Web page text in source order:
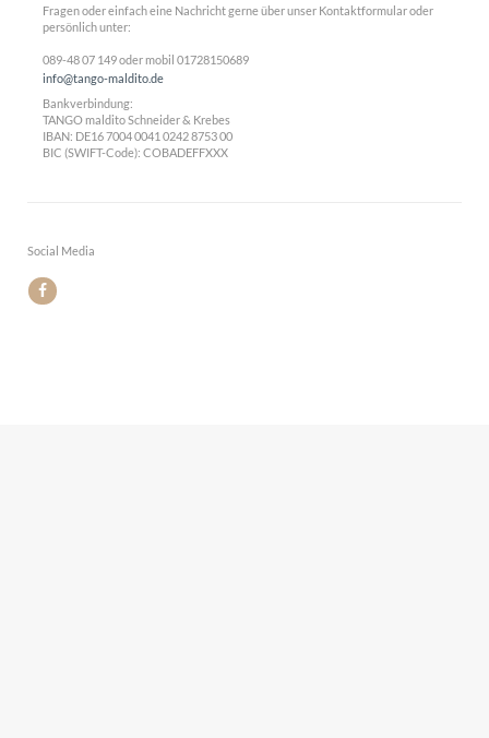
Fragen oder einfach eine Nachricht gerne über unser Kontaktformular oder
persönlich unter:
089-48 07 149 oder mobil 01728150689
info@tango-maldito.de
Bankverbindung:
TANGO maldito Schneider & Krebes
IBAN: DE16 7004 0041 0242 8753 00
BIC (SWIFT-Code): COBADEFFXXX
Social Media